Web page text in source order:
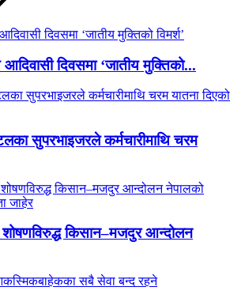
दिवसमा ‘जातीय मुक्तिको...
सुपरभाइजरले कर्मचारीमाथि चरम
शोषणविरुद्ध किसान–मजदुर आन्दोलन